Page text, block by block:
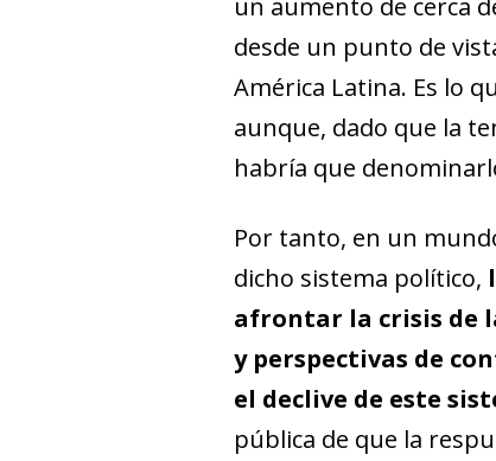
desde un punto de
América Latina. Es lo
aunque, dado que la
habría que
Por tanto, en un
dicho sistema político,
afrontar la crisis de
y perspectivas de
el declive de este
pública de que la